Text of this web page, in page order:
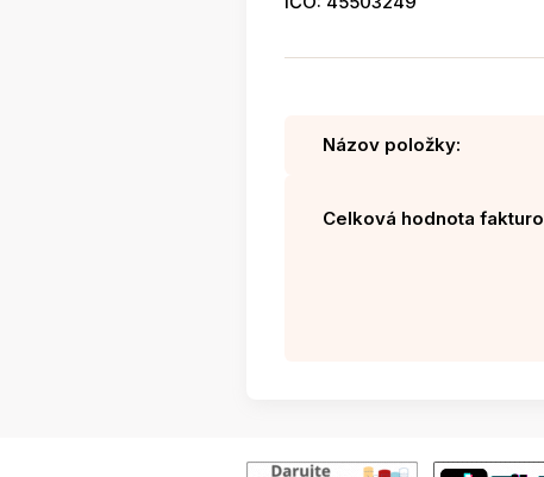
Názov položky:
Celková hodnota